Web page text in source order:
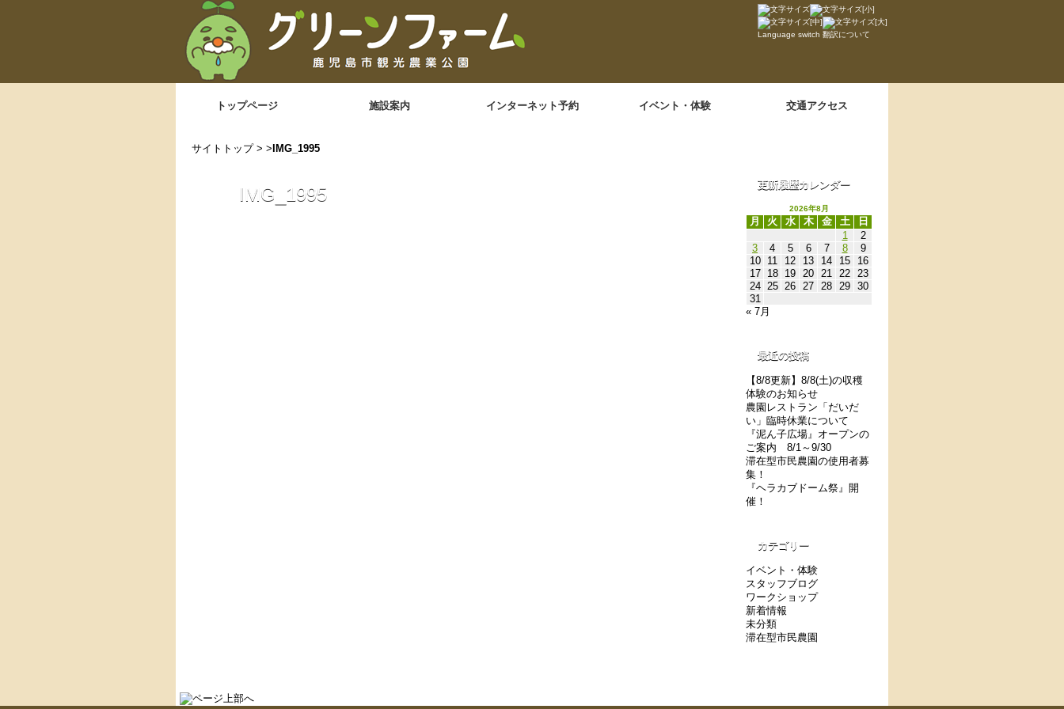
Language switch 翻訳について
トップページ 施設案内 インターネット予約 イベント・体験 交通アクセス
サイトトップ> > IMG_1995
IMG_1995 更新履歴カレンダー
2026年8月
月 火 水 木 金 土
日
1
2
3
4 5 6 7 8
9
10
11 12 13 14 15
16
17
18 19 20 21 22 23
24 25 26 27 28 29 30
31
« 7月
最近の投稿
【8/8更新】8/8(土)の収穫
体験のお知らせ
農園レストラン「だいだ
い」臨時休業について
『泥ん子広場』オープンの
ご案内 8/1～9/30
滞在型市民農園の使用者募
集！
『ヘラカブドーム祭』開
催！
カテゴリー
イベント・体験
スタッフブログ
ワークショップ
新着情報
未分類
滞在型市民農園